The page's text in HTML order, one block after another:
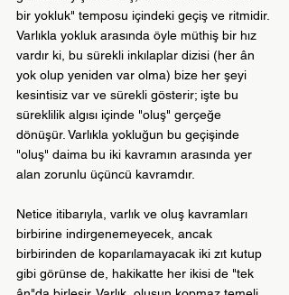
bir yokluk" temposu içindeki geçiş ve ritmidir.
Varlıkla yokluk arasında öyle müthiş bir hız
vardır ki, bu sürekli inkılaplar dizisi (her ân
yok olup yeniden var olma) bize her şeyi
kesintisiz var ve sürekli gösterir; işte bu
süreklilik algısı içinde "oluş" gerçeğe
dönüşür. Varlıkla yokluğun bu geçişinde
"oluş" daima bu iki kavramın arasında yer
alan zorunlu üçüncü kavramdır.
Netice itibarıyla, varlık ve oluş kavramları
birbirine indirgenemeyecek, ancak
birbirinden de koparılamayacak iki zıt kutup
gibi görünse de, hakikatte her ikisi de "tek